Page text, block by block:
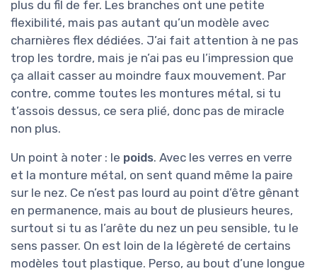
plus du fil de fer. Les branches ont une petite
flexibilité, mais pas autant qu’un modèle avec
charnières flex dédiées. J’ai fait attention à ne pas
trop les tordre, mais je n’ai pas eu l’impression que
ça allait casser au moindre faux mouvement. Par
contre, comme toutes les montures métal, si tu
t’assois dessus, ce sera plié, donc pas de miracle
non plus.
Un point à noter : le poids. Avec les verres en verre
et la monture métal, on sent quand même la paire
sur le nez. Ce n’est pas lourd au point d’être gênant
en permanence, mais au bout de plusieurs heures,
surtout si tu as l’arête du nez un peu sensible, tu le
sens passer. On est loin de la légèreté de certains
modèles tout plastique. Perso, au bout d’une longue